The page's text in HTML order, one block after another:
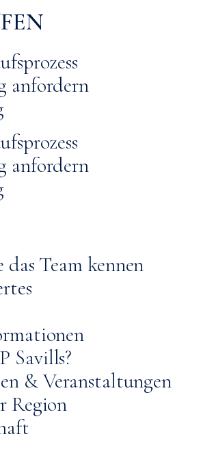
anfordern
anfordern
das Team kennen
Savills?
& Veranstaltungen
Region